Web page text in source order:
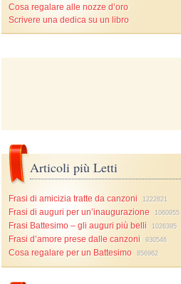
Cosa regalare alle nozze d’oro
Scrivere una dedica su un libro
Articoli più Letti
Frasi di amicizia tratte da canzoni 1222821
Frasi di auguri per un’inaugurazione 1060955
Frasi Battesimo – gli auguri più belli 1026395
Frasi d’amore prese dalle canzoni 930546
Cosa regalare per un Battesimo 856962